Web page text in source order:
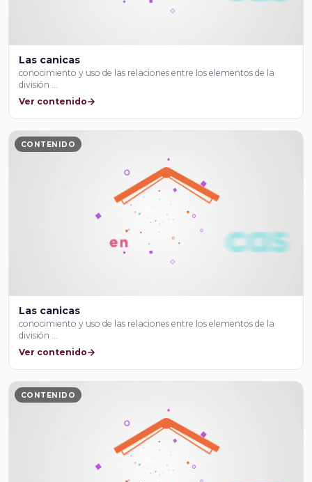
Las canicas
conocimiento y uso de las relaciones entre los elementos de la
división …
Ver contenido
CONTENIDO
Las canicas
conocimiento y uso de las relaciones entre los elementos de la
división …
Ver contenido
CONTENIDO